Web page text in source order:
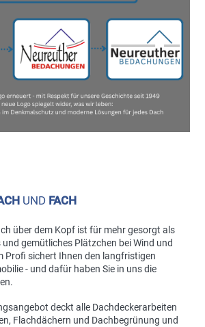
UND FACH
über dem Kopf ist für mehr gesorgt als
gemütliches Plätzchen bei Wind und
Profi sichert Ihnen den langfristigen
- und dafür haben Sie in uns die
deckt alle Dachdeckerarbeiten
Flachdächern und Dachbegrünung und